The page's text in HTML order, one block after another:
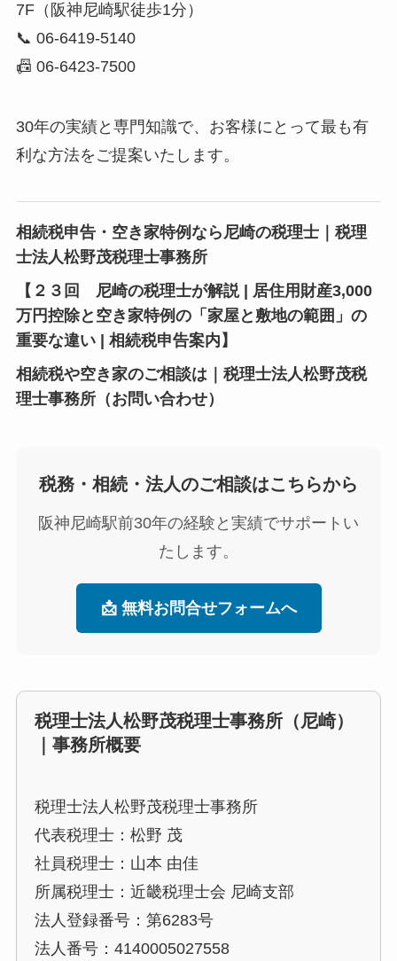
7F（阪神尼崎駅徒歩1分）
📞 06-6419-5140
📠 06-6423-7500
30年の実績と専門知識で、お客様にとって最も有
利な方法をご提案いたします。
相続税申告・空き家特例なら尼崎の税理士｜税理
士法人松野茂税理士事務所
【２３回 尼崎の税理士が解説 | 居住用財産3,000
万円控除と空き家特例の「家屋と敷地の範囲」の
重要な違い | 相続税申告案内】
相続税や空き家のご相談は｜税理士法人松野茂税
理士事務所（お問い合わせ）
税務・相続・法人のご相談はこちらから
阪神尼崎駅前30年の経験と実績でサポートい
たします。
📩 無料お問合せフォームへ
税理士法人松野茂税理士事務所（尼崎）
｜事務所概要
税理士法人松野茂税理士事務所
代表税理士：松野 茂
社員税理士：山本 由佳
所属税理士：近畿税理士会 尼崎支部
法人登録番号：第6283号
法人番号：4140005027558